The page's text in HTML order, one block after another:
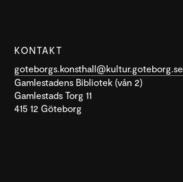
KONTAKT
goteborgs.konsthall@kultur.goteborg.se
Gamlestadens Bibliotek (vån 2)
Gamlestads Torg 11
415 12 Göteborg